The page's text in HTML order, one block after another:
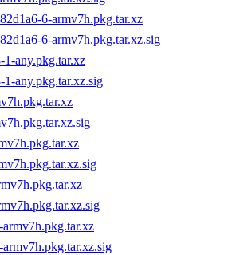
6-armv7h.pkg.tar.xz
6-armv7h.pkg.tar.xz.sig
1-any.pkg.tar.xz
1-any.pkg.tar.xz.sig